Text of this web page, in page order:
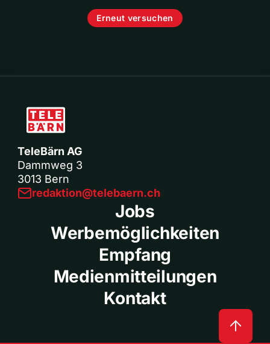
Erneut versuchen
TeleBärn AG
Dammweg 3
3013 Bern
redaktion@telebaern.ch
Jobs
Werbemöglichkeiten
Empfang
Medienmitteilungen
Kontakt